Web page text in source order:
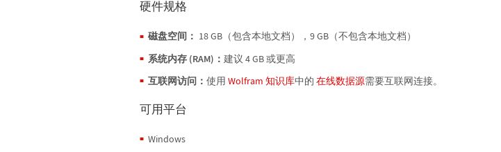
硬件规格
磁盘空间： 18 GB（包含本地文档），9 GB（不包含本地文档）
系统内存 (RAM)： 建议 4 GB 或更高
互联网访问： 使用 Wolfram 知识库中的 在线数据源需要互联网连接。
可用平台
Windows